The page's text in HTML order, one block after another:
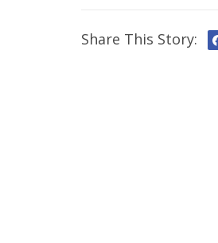
Share This Story: